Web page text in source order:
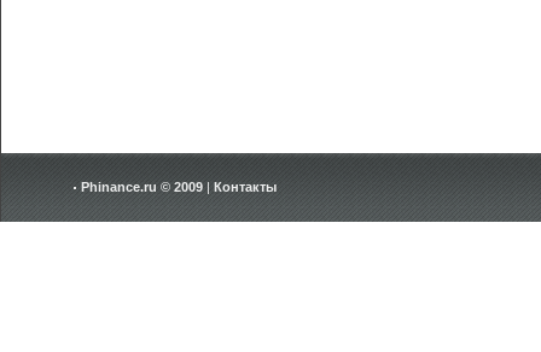
Phinance.ru © 2009 | Контакты